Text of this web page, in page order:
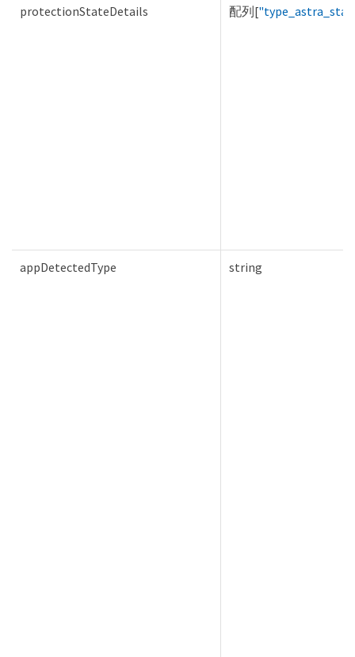
protectionStateDetails 配列[
appDetectedType string